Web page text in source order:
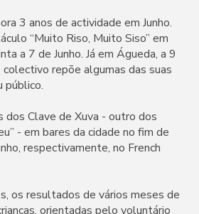
3 anos de actividade em Junho.
“Muito Riso, Muito Siso” em
a 7 de Junho. Já em Águeda, a 9
colectivo repõe algumas das suas
público.
dos Clave de Xuva - outro dos
- em bares da cidade no fim de
respectivamente, no French
os resultados de vários meses de
orientadas pelo voluntário